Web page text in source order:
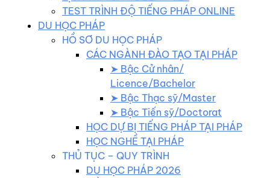
TEST TRÌNH ĐỘ TIẾNG PHÁP ONLINE
DU HỌC PHÁP
HỒ SƠ DU HỌC PHÁP
CÁC NGÀNH ĐÀO TẠO TẠI PHÁP
➤ Bậc Cử nhân/
Licence/Bachelor
➤ Bậc Thạc sỹ/Master
➤ Bậc Tiến sỹ/Doctorat
HỌC DỰ BỊ TIẾNG PHÁP TẠI PHÁP
HỌC NGHỀ TẠI PHÁP
THỦ TỤC – QUY TRÌNH
DU HỌC PHÁP 2026